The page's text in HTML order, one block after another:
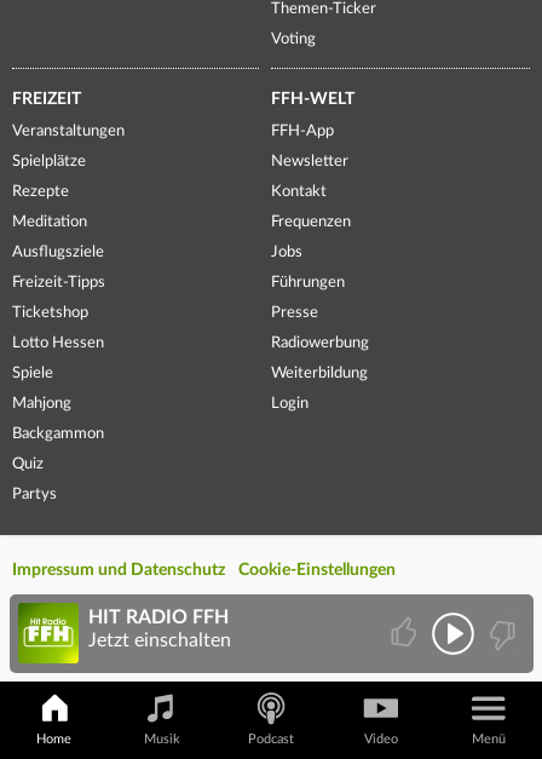
Themen-Ticker
Voting
FREIZEIT
Veranstaltungen
Spielplätze
Rezepte
Meditation
Ausflugsziele
Freizeit-Tipps
Ticketshop
Lotto Hessen
Spiele
Mahjong
Backgammon
Quiz
Partys
FFH-WELT
FFH-App
Newsletter
Kontakt
Frequenzen
Jobs
Führungen
Presse
Radiowerbung
Weiterbildung
Login
Impressum und Datenschutz Cookie-Einstellungen
Home Musik Podcast Video Menü
HIT RADIO FFH
Jetzt einschalten